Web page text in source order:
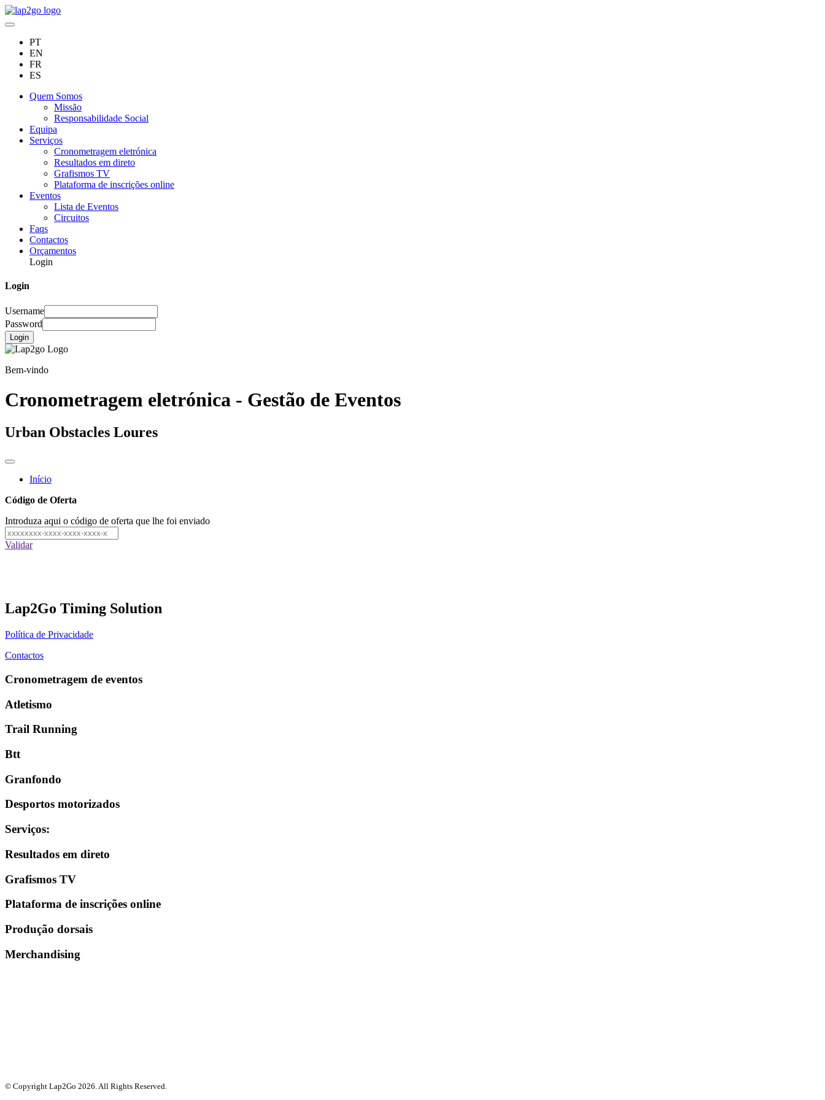
PT
EN
FR
ES
Quem Somos
Missão
Responsabilidade Social
Equipa
Serviços
Cronometragem eletrónica
Resultados em direto
Grafismos TV
Plataforma de inscrições online
Eventos
Lista de Eventos
Circuitos
Faqs
Contactos
Orçamentos
Login
Login
Username
Password
Login
Bem-vindo
Cronometragem eletrónica - Gestão de Eventos
Urban Obstacles Loures
Início
Código de Oferta
Introduza aqui o código de oferta que lhe foi enviado
Validar
Lap2Go Timing Solution
Política de Privacidade
Contactos
Cronometragem de eventos
Atletismo
Trail Running
Btt
Granfondo
Desportos motorizados
Serviços:
Resultados em direto
Grafismos TV
Plataforma de inscrições online
Produção dorsais
Merchandising
© Copyright Lap2Go 2026. All Rights Reserved.